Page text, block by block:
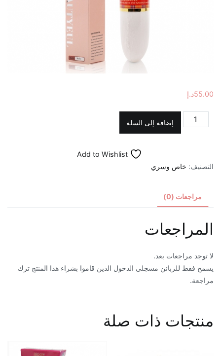
55.00د.إ
كمية
اصبع
لشد
المهبل
إضافة إلى السلة
Add to Wishlist
التصنيف: خاص وسري
مراجعات (0)
المراجعات
لا توجد مراجعات بعد.
يسمح فقط للزبائن مسجلي الدخول الذين قاموا بشراء هذا المنتج ترك
مراجعة.
منتجات ذات صلة